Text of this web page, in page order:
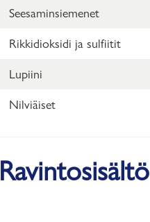
Seesaminsiemenet
Rikkidioksidi ja sulfiitit
Lupiini
Nilviäiset
Ravintosisältö